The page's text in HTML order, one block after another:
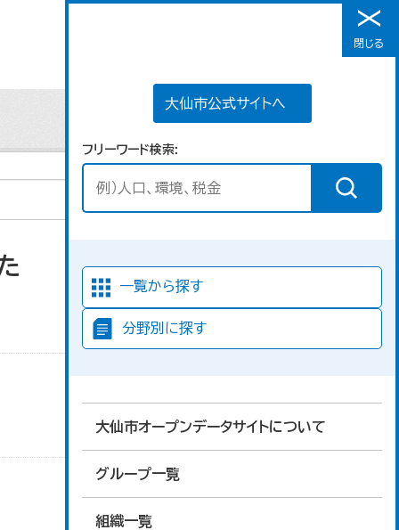
メニュー
大仙市公式サイトへ
フリーワード検索
一覧から探す
分野別に探す
大仙市オープンデータサイトについて
グループ一覧
組織一覧
閉じる